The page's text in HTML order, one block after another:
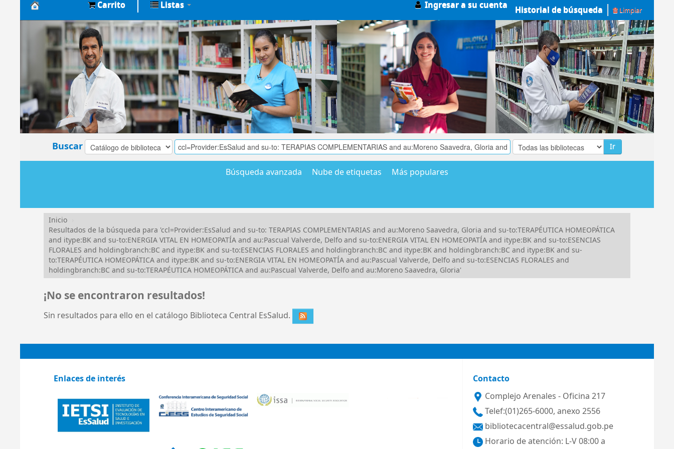
Biblioteca
Central
EsSalud
Carrito Listas Ingresar a su cuenta Historial de búsqueda Limpiar
Buscar Ir
Búsqueda avanzada Nube de etiquetas Más populares
Inicio
Resultados de la búsqueda para 'ccl=Provider:EsSalud and su-to: TERAPIAS COMPLEMENTARIAS and au:Moreno Saavedra, Gloria and su-to:TERAPÉUTICA HOMEOPÁTICA
and itype:BK and su-to:ENERGIA VITAL EN HOMEOPATÍA and au:Pascual Valverde, Delfo and su-to:ENERGIA VITAL EN HOMEOPATÍA and itype:BK and su-to:ESENCIAS
FLORALES and holdingbranch:BC and itype:BK and su-to:ESENCIAS FLORALES and holdingbranch:BC and itype:BK and holdingbranch:BC and itype:BK and su-
to:TERAPÉUTICA HOMEOPÁTICA and itype:BK and su-to:ENERGIA VITAL EN HOMEOPATÍA and au:Pascual Valverde, Delfo and su-to:ESENCIAS FLORALES and
holdingbranch:BC and su-to:TERAPÉUTICA HOMEOPÁTICA and au:Pascual Valverde, Delfo and au:Moreno Saavedra, Gloria'
¡No se encontraron resultados!
Sin resultados para ello en el catálogo Biblioteca Central EsSalud.
Enlaces de interés
Contacto
Complejo Arenales - Oficina 217
Telef:(01)265-6000, anexo 2556
bibliotecacentral@essalud.gob.pe
Horario de atención: L-V 08:00 a